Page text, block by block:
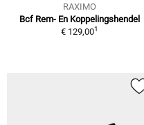
RAXIMO
Bcf Rem- En Koppelingshendel
€ 129,001